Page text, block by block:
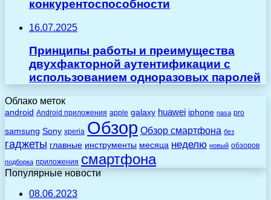
конкурентоспособности
16.07.2025
Принципы работы и преимущества
двухфакторной аутентификации с
использованием одноразовых паролей
Облако меток
android Android приложения apple galaxy huawei iphone nasa pro
samsung Sony xperia Обзор Обзор смартфона без
гаджеты главные инструменты месяца неделю новый обзоров
подборка приложения смартфона
Популярные новости
08.06.2023